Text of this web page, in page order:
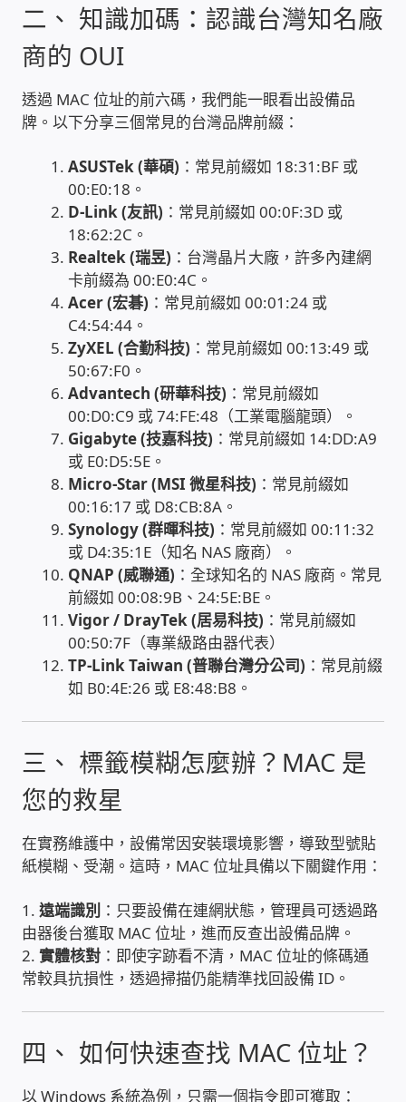
電腦維修銷售
電腦維護合約
電腦租賃方案
捷元電腦 NUC迷你電腦 伺服器
飛碟 不斷電 UPS / 穩壓器 AVR
遠距教學、在家辦公
USB隨插即用視訊攝影機
數位廣告看板播放器
電腦 工具 軟體 手冊
網路規劃架設
OpenMediaVault OMV
NAS到府安裝服務
DAS 直連式附加存儲
出租套房出租 網路維護管理 房東免煩惱
網路硬體設備
居易科技DrayTek/裕笠科技Ublink
印表列印伺服器
虛擬機 Virtual machine VirtualBox Hyper-V
VMware
網路 到府檢測 連線設定
二、 知識加碼：認識台灣知名廠
商的 OUI
透過 MAC 位址的前六碼，我們能一眼看出設備品
牌。以下分享三個常見的台灣品牌前綴：
ASUSTek (華碩) ：常見前綴如 18:31:BF 或
00:E0:18。
D-Link (友訊) ：常見前綴如 00:0F:3D 或
18:62:2C。
Realtek (瑞昱) ：台灣晶片大廠，許多內建網
卡前綴為 00:E0:4C。
Acer (宏碁) ：常見前綴如 00:01:24 或
C4:54:44。
ZyXEL (合勤科技) ：常見前綴如 00:13:49 或
50:67:F0。
Advantech (研華科技) ：常見前綴如
00:D0:C9 或 74:FE:48（工業電腦龍頭）。
Gigabyte (技嘉科技) ：常見前綴如 14:DD:A9
或 E0:D5:5E。
Micro-Star (MSI 微星科技) ：常見前綴如
00:16:17 或 D8:CB:8A。
Synology (群暉科技) ：常見前綴如 00:11:32
或 D4:35:1E（知名 NAS 廠商）。
QNAP (威聯通) ：全球知名的 NAS 廠商。常見
前綴如 00:08:9B、24:5E:BE。
Vigor / DrayTek (居易科技) ：常見前綴如
00:50:7F（專業級路由器代表）
TP-Link Taiwan (普聯台灣分公司) ：常見前綴
如 B0:4E:26 或 E8:48:B8。
三、 標籤模糊怎麼辦？MAC 是
您的救星
在實務維護中，設備常因安裝環境影響，導致型號貼
紙模糊、受潮。這時，MAC 位址具備以下關鍵作用：
1.遠端識別 ：只要設備在連網狀態，管理員可透過路
由器後台獲取 MAC 位址，進而反查出設備品牌。
2.實體核對 ：即使字跡看不清，MAC 位址的條碼通
常較具抗損性，透過掃描仍能精準找回設備 ID。
四、 如何快速查找 MAC 位址？
以 Windows 系統為例，只需一個指令即可獲取：